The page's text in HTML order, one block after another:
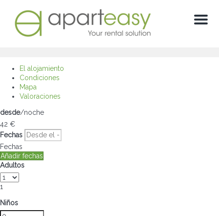
Menu
El alojamiento
Condiciones
Mapa
Valoraciones
desde/noche
42 €
Fechas
Fechas
Añadir fechas
Adultos
1
Niños